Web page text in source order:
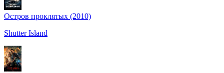
Остров проклятых (2010)
Shutter Island